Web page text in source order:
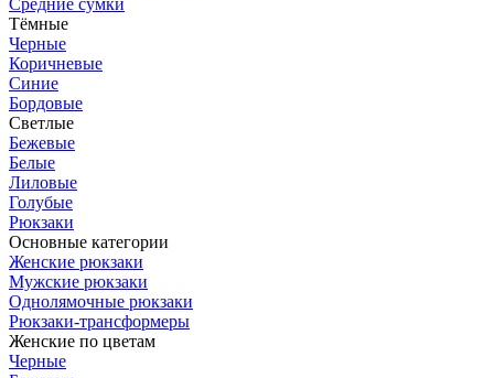
Средние сумки
Тёмные
Черные
Коричневые
Синие
Бордовые
Светлые
Бежевые
Белые
Лиловые
Голубые
Рюкзаки
Основные категории
Женские рюкзаки
Мужские рюкзаки
Однолямочные рюкзаки
Рюкзаки-трансформеры
Женские по цветам
Черные